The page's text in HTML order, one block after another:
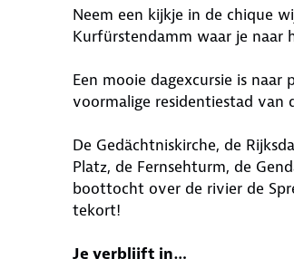
Neem een kijkje in de chique
Kurfürstendamm waar je naar
Een mooie dagexcursie is
voormalige residentiestad van
De Gedächtniskirche, de
Platz, de Fernsehturm, de
boottocht over de rivier de
tekort!
Je verblijft in…